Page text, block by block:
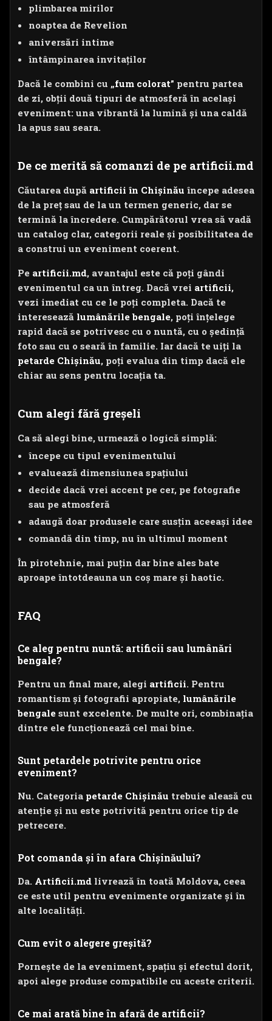
plimbarea mirilor
noaptea de Revelion
aniversări intime
întâmpinarea invitaților
Dacă le combini cu „fum colorat” pentru partea
de zi, obții două tipuri de atmosferă în același
eveniment: una vibrantă la lumină și una caldă
la apus sau seara.
De ce merită să comanzi de pe artificii.md
Căutarea după artificii în Chișinău începe adesea
de la preț sau de la un termen generic, dar se
termină la încredere. Cumpărătorul vrea să vadă
un catalog clar, categorii reale și posibilitatea de
a construi un eveniment coerent.
Pe artificii.md, avantajul este că poți gândi
evenimentul ca un întreg. Dacă vrei artificii,
vezi imediat cu ce le poți completa. Dacă te
interesează lumânările bengale, poți înțelege
rapid dacă se potrivesc cu o nuntă, cu o ședință
foto sau cu o seară în familie. Iar dacă te uiți la
petarde Chișinău, poți evalua din timp dacă ele
chiar au sens pentru locația ta.
Cum alegi fără greșeli
Ca să alegi bine, urmează o logică simplă:
începe cu tipul evenimentului
evaluează dimensiunea spațiului
decide dacă vrei accent pe cer, pe fotografie
sau pe atmosferă
adaugă doar produsele care susțin aceeași idee
comandă din timp, nu în ultimul moment
În pirotehnie, mai puțin dar bine ales bate
aproape întotdeauna un coș mare și haotic.
FAQ
Ce aleg pentru nuntă: artificii sau lumânări
bengale?
Pentru un final mare, alegi artificii. Pentru
romantism și fotografii apropiate, lumânările
bengale sunt excelente. De multe ori, combinația
dintre ele funcționează cel mai bine.
Sunt petardele potrivite pentru orice
eveniment?
Nu. Categoria petarde Chișinău trebuie aleasă cu
atenție și nu este potrivită pentru orice tip de
petrecere.
Pot comanda și în afara Chișinăului?
Da. Artificii.md livrează în toată Moldova, ceea
ce este util pentru evenimente organizate și în
alte localități.
Cum evit o alegere greșită?
Pornește de la eveniment, spațiu și efectul dorit,
apoi alege produse compatibile cu aceste criterii.
Ce mai arată bine în afară de artificii?